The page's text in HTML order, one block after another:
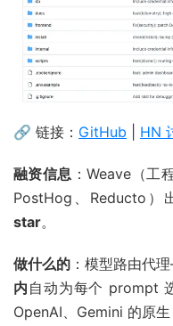
🔗 链接： GitHub HN
融资信息 ：Weave（工
PostHog、Reducto）
star。
做什么的 ：模型路由代
内 自动为每个 prompt
OpenAI、Gemini 的原